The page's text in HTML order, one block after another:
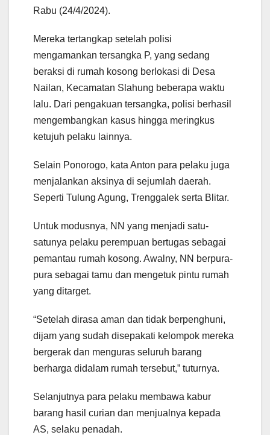
Rabu (24/4/2024).
Mereka tertangkap setelah polisi
mengamankan tersangka P, yang sedang
beraksi di rumah kosong berlokasi di Desa
Nailan, Kecamatan Slahung beberapa waktu
lalu. Dari pengakuan tersangka, polisi berhasil
mengembangkan kasus hingga meringkus
ketujuh pelaku lainnya.
Selain Ponorogo, kata Anton para pelaku juga
menjalankan aksinya di sejumlah daerah.
Seperti Tulung Agung, Trenggalek serta Blitar.
Untuk modusnya, NN yang menjadi satu-
satunya pelaku perempuan bertugas sebagai
pemantau rumah kosong. Awalny, NN berpura-
pura sebagai tamu dan mengetuk pintu rumah
yang ditarget.
“Setelah dirasa aman dan tidak berpenghuni,
dijam yang sudah disepakati kelompok mereka
bergerak dan menguras seluruh barang
berharga didalam rumah tersebut,” tuturnya.
Selanjutnya para pelaku membawa kabur
barang hasil curian dan menjualnya kepada
AS, selaku penadah.